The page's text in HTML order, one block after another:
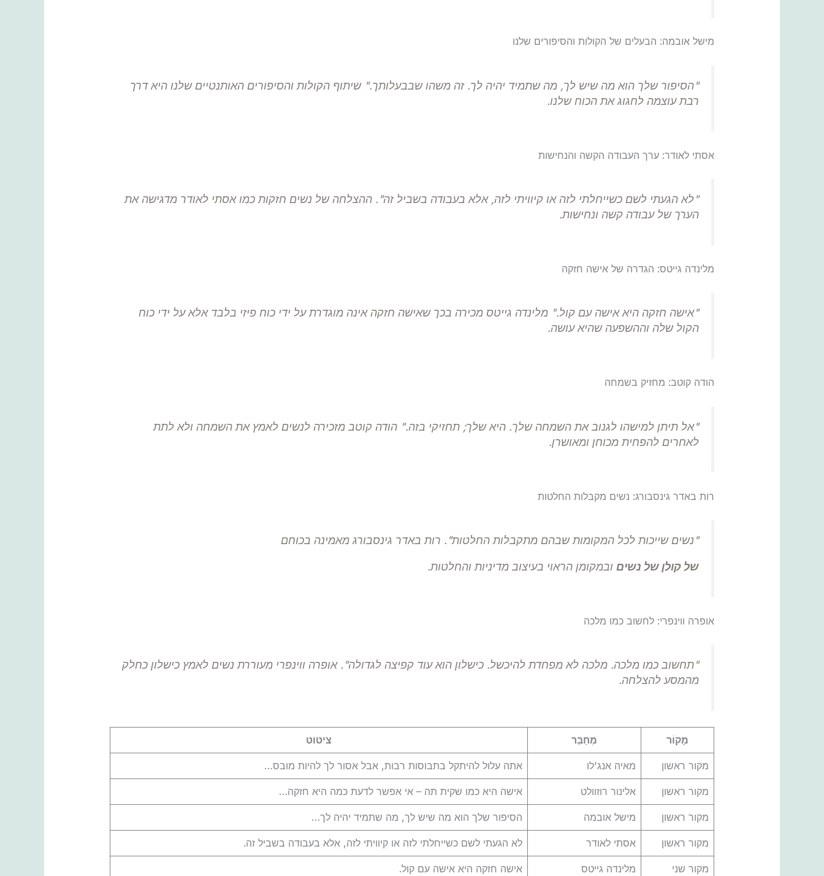
מישל אובמה: הבעלים של הקולות והסיפורים שלנו
"הסיפור שלך הוא מה שיש לך, מה שתמיד יהיה לך. זה משהו שבבעלותך." שיתוף הקולות והסיפורים האותנטיים שלנו היא דרך
רבת עוצמה לחגוג את הכוח שלנו.
אסתי לאודר: ערך העבודה הקשה והנחישות
"לא הגעתי לשם כשייחלתי לזה או קיוויתי לזה, אלא בעבודה בשביל זה". ההצלחה של נשים חזקות כמו אסתי לאודר מדגישה את
הערך של עבודה קשה ונחישות.
מלינדה גייטס: הגדרה של אישה חזקה
"אישה חזקה היא אישה עם קול." מלינדה גייטס מכירה בכך שאישה חזקה אינה מוגדרת על ידי כוח פיזי בלבד אלא על ידי כוח
הקול שלה וההשפעה שהיא עושה.
הודה קוטב: מחזיק בשמחה
"אל תיתן למישהו לגנוב את השמחה שלך. היא שלך; תחזיקי בזה." הודה קוטב מזכירה לנשים לאמץ את השמחה ולא לתת
לאחרים להפחית מכוחן ומאושרן.
רות באדר גינסבורג: נשים מקבלות החלטות
"נשים שייכות לכל המקומות שבהם מתקבלות החלטות". רות באדר גינסבורג מאמינה בכוחם
של קולן של נשים ובמקומן הראוי בעיצוב מדיניות והחלטות.
אופרה ווינפרי: לחשוב כמו מלכה
"תחשוב כמו מלכה. מלכה לא מפחדת להיכשל. כישלון הוא עוד קפיצה לגדולה". אופרה ווינפרי מעוררת נשים לאמץ כישלון כחלק
מהמסע להצלחה.
מָקוֹר מְחַבֵּר ציטוט
מקור ראשון מאיה אנג'לו אתה עלול להיתקל בתבוסות רבות, אבל אסור לך להיות מובס…
מקור ראשון אלינור רוזוולט אישה היא כמו שקית תה – אי אפשר לדעת כמה היא חזקה…
מקור ראשון מישל אובמה הסיפור שלך הוא מה שיש לך, מה שתמיד יהיה לך…
מקור ראשון אסתי לאודר לא הגעתי לשם כשייחלתי לזה או קיוויתי לזה, אלא בעבודה בשביל זה.
מקור שני מלינדה גייטס אישה חזקה היא אישה עם קול.